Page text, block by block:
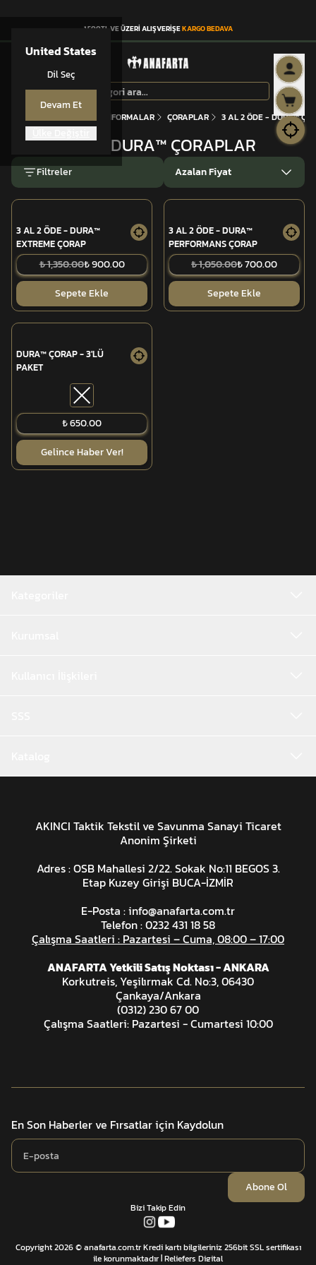
United States
Dil Seç
Devam Et
1.500TL VE ÜZERİ ALIŞVERİŞEKARGO BEDAVA
GİYİM VE ÜNİFORMALAR ÇORAPLAR 3 AL 2 ÖDE - DURA™
3 AL 2 ÖDE - DURA™ ÇORAPLAR
Filtreler Azalan Fiyat
3 AL 2 ÖDE - DURA™
EXTREME ÇORAP
₺ 1,350.00₺ 900.00
Sepete Ekle
3 AL 2 ÖDE - DURA™
PERFORMANS ÇORAP
₺ 1,050.00₺ 700.00
Sepete Ekle
DURA™ ÇORAP - 3'LÜ
PAKET
₺ 650.00
Gelince Haber Ver!
AKINCI Taktik Tekstil ve Savunma Sanayi Ticaret
Anonim Şirketi
Adres : OSB Mahallesi 2/22. Sokak No:11 BEGOS 3.
Etap Kuzey Girişi BUCA-İZMİR
E-Posta :info@anafarta.com.tr
Telefon : 0232 431 18 58
Çalışma Saatleri : Pazartesi – Cuma, 08:00 – 17:00
ANAFARTA Yetkili Satış Noktası - ANKARA
Korkutreis, Yeşilırmak Cd. No:3, 06430
Çankaya/Ankara
(0312) 230 67 00
Çalışma Saatleri: Pazartesi - Cumartesi 10:00
En Son Haberler ve Fırsatlar için Kaydolun
Abone Ol
Bizi Takip Edin
Copyright 2026 © anafarta.com.tr Kredi kartı bilgileriniz 256bit SSL sertifikası
ile korunmaktadır| Reliefers Digital